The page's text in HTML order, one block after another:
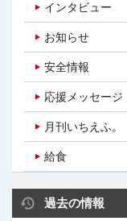
インタビュー
お知らせ
安全情報
応援メッセージ
月刊いちえふ。
給食
過去の情報